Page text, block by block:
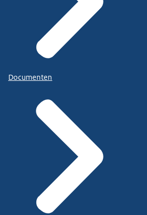
Documenten